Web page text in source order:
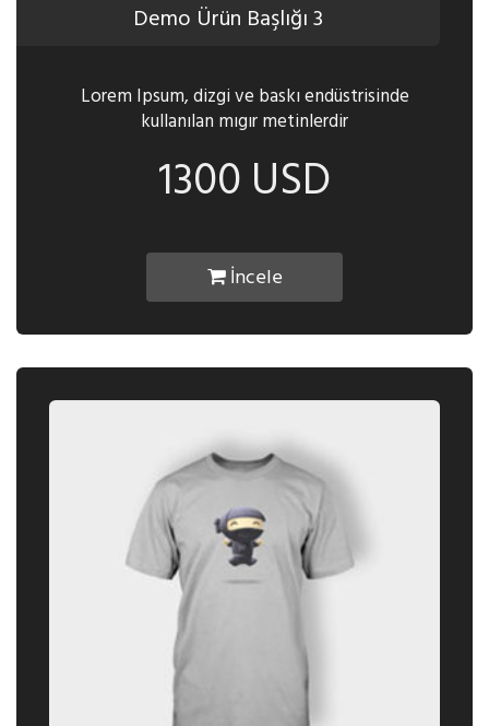
Demo Ürün Başlığı 3
Lorem Ipsum, dizgi ve baskı endüstrisinde
kullanılan mıgır metinlerdir
1300 USD
İncele